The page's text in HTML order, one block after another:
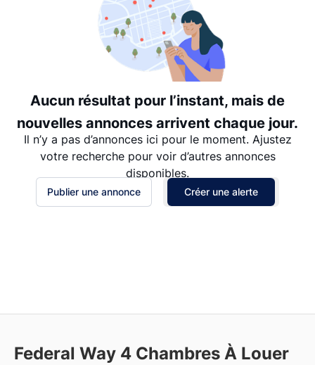
Aucun résultat pour l’instant, mais de
nouvelles annonces arrivent chaque jour.
Il n’y a pas d’annonces ici pour le moment. Ajustez
votre recherche pour voir d’autres annonces
disponibles.
Publier une annonce Créer une alerte
Federal Way 4 Chambres À Louer